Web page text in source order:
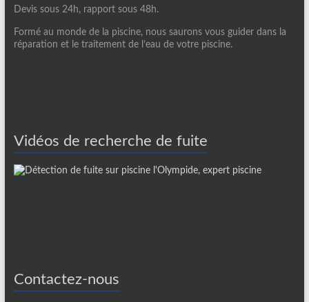
Devis sous 24h, rapport sous 48h.
Formé au monde de la piscine, nous saurons vous guider dans la
réparation et le traitement de l’eau de votre piscine.
Vidéos de recherche de fuite
Contactez-nous